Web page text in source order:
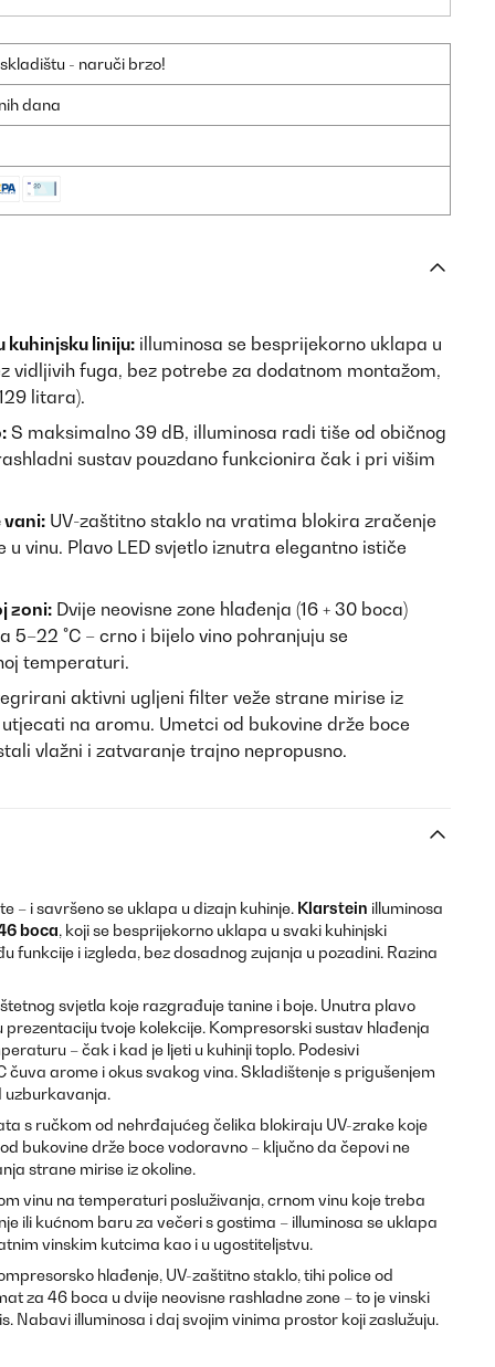
- naruči brzo!
dana
kuhinjsku liniju: illuminosa se besprijekorno uklapa u
vidljivih fuga, bez potrebe za dodatnom montažom,
litara).
S maksimalno 39 dB, illuminosa radi tiše od običnog
sustav pouzdano funkcionira čak i pri višim
vani: UV-zaštitno staklo na vratima blokira zračenje
vinu. Plavo LED svjetlo iznutra elegantno ističe
zoni: Dvije neovisne zone hlađenja (16 + 30 boca)
5–22 °C – crno i bijelo vino pohranjuju se
temperaturi.
aktivni ugljeni filter veže strane mirise iz
na aromu. Umetci od bukovine drže boce
vlažni i zatvaranje trajno nepropusno.
– i savršeno se uklapa u dizajn kuhinje. Klarstein illuminosa
boca, koji se besprijekorno uklapa u svaki kuhinjski
funkcije i izgleda, bez dosadnog zujanja u pozadini. Razina
svjetla koje razgrađuje tanine i boje. Unutra plavo
prezentaciju tvoje kolekcije. Kompresorski sustav hlađenja
– čak i kad je ljeti u kuhinji toplo. Podesivi
čuva arome i okus svakog vina. Skladištenje s prigušenjem
uzburkavanja.
s ručkom od nehrđajućeg čelika blokiraju UV-zrake koje
bukovine drže boce vodoravno – ključno da čepovi ne
strane mirise iz okoline.
vinu na temperaturi posluživanja, crnom vinu koje treba
ili kućnom baru za večeri s gostima – illuminosa se uklapa
vinskim kutcima kao i u ugostiteljstvu.
hlađenje, UV-zaštitno staklo, tihi police od
za 46 boca u dvije neovisne rashladne zone – to je vinski
Nabavi illuminosa i daj svojim vinima prostor koji zaslužuju.